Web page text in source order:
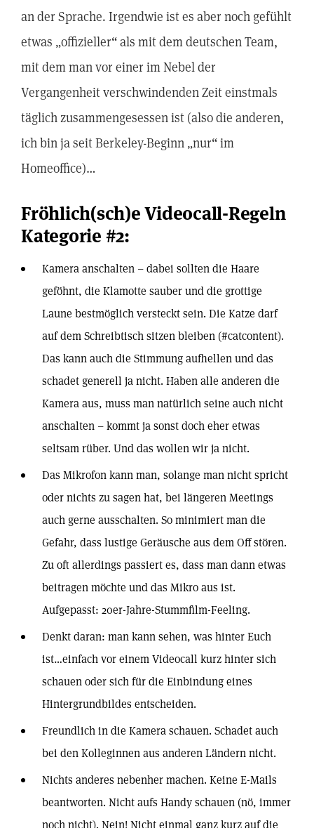
an der Sprache. Irgendwie ist es aber noch gefühlt
etwas „offizieller“ als mit dem deutschen Team,
mit dem man vor einer im Nebel der
Vergangenheit verschwindenden Zeit einstmals
täglich zusammengesessen ist (also die anderen,
ich bin ja seit Berkeley-Beginn „nur“ im
Homeoffice)…
Fröhlich(sch)e Videocall-Regeln
Kategorie #2:
Kamera anschalten – dabei sollten die Haare
geföhnt, die Klamotte sauber und die grottige
Laune bestmöglich versteckt sein. Die Katze darf
auf dem Schreibtisch sitzen bleiben (#catcontent).
Das kann auch die Stimmung aufhellen und das
schadet generell ja nicht. Haben alle anderen die
Kamera aus, muss man natürlich seine auch nicht
anschalten – kommt ja sonst doch eher etwas
seltsam rüber. Und das wollen wir ja nicht.
Das Mikrofon kann man, solange man nicht spricht
oder nichts zu sagen hat, bei längeren Meetings
auch gerne ausschalten. So minimiert man die
Gefahr, dass lustige Geräusche aus dem Off stören.
Zu oft allerdings passiert es, dass man dann etwas
beitragen möchte und das Mikro aus ist.
Aufgepasst: 20er-Jahre-Stummfilm-Feeling.
Denkt daran: man kann sehen, was hinter Euch
ist…einfach vor einem Videocall kurz hinter sich
schauen oder sich für die Einbindung eines
Hintergrundbildes entscheiden.
Freundlich in die Kamera schauen. Schadet auch
bei den Kolleginnen aus anderen Ländern nicht.
Nichts anderes nebenher machen. Keine E-Mails
beantworten. Nicht aufs Handy schauen (nö, immer
noch nicht). Nein! Nicht einmal ganz kurz auf die